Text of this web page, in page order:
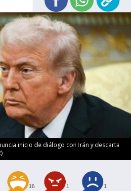
inicio de diálogo con Irán y descarta
16 1 1